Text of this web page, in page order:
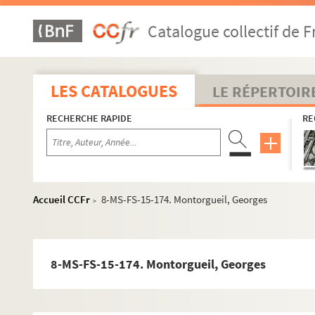
Catalogue collectif de
LES CATALOGUES LE
RECHERCHE RAPIDE
Accueil CCFr > 8-MS-FS-15-174. Montorgueil, Georges
8-MS-FS-15-174. Montorgueil, Georges
8-MS-FS-15-150. Bire, P.
4-MS-FS-15-0675. Bray, Marthe
8-MS-FS-15-151. Briaux
4-MS-FS-15-0676. Brion, Hélène
8-MS-FS-15-153. Buisson, Ferdinand
8-MS-FS-15-154. Carvalho, Xavier de
4-MS-FS-15-0678. Clar, Fanny
8-MS-FS-15-157. Cournut, Madame A. (épouse)